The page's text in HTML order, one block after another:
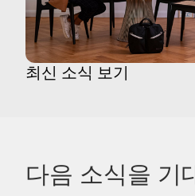
최신 소식 보기
다음 소식을 기